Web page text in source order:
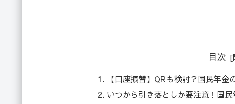
目次
【口座振替】QRも検討？国民年金
いつから引き落としか要注意！国